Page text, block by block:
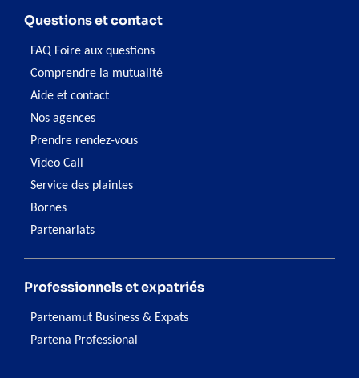
Questions et contact
FAQ Foire aux questions
Comprendre la mutualité
Aide et contact
Nos agences
Prendre rendez-vous
Video Call
Service des plaintes
Bornes
Partenariats
Professionnels et expatriés
Partenamut Business & Expats
Partena Professional